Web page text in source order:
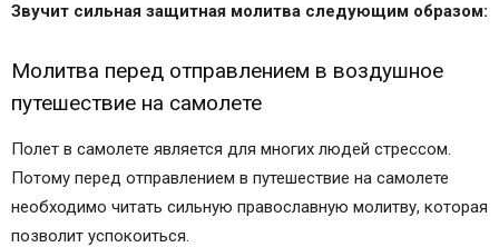
Звучит сильная защитная молитва следующим образом:
Молитва перед отправлением в воздушное
путешествие на самолете
Полет в самолете является для многих людей стрессом.
Потому перед отправлением в путешествие на самолете
необходимо читать сильную православную молитву, которая
позволит успокоиться.